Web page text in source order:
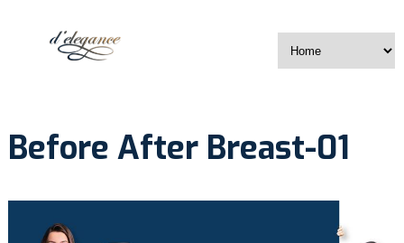
Before After Breast-01